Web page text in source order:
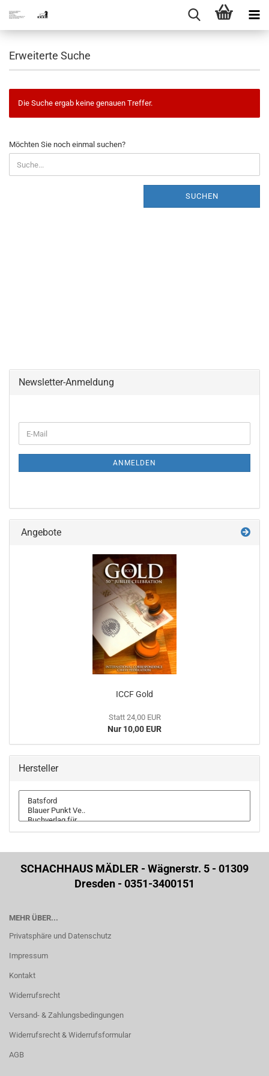
Erweiterte Suche
Die Suche ergab keine genauen Treffer.
MÖCHTEN
SIE
NOCH
EINMAL
Möchten Sie noch einmal suchen?
SUCHEN
Newsletter-Anmeldung
ZUR
E-
Mail
ANMELDEN
Angebote
ICCF Gold
Statt 24,00 EUR
Nur 10,00 EUR
Hersteller
SCHACHHAUS MÄDLER - Wägnerstr. 5 - 01309
Dresden - 0351-3400151
MEHR ÜBER...
Privatsphäre und Datenschutz
Impressum
Kontakt
Widerrufsrecht
Versand- & Zahlungsbedingungen
Widerrufsrecht & Widerrufsformular
AGB